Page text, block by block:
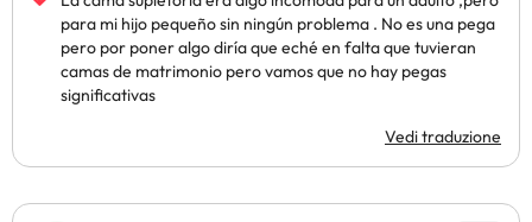
para mi hijo pequeño sin ningún problema . No es una pega
pero por poner algo diría que eché en falta que tuvieran
camas de matrimonio pero vamos que no hay pegas
significativas
Vedi traduzione